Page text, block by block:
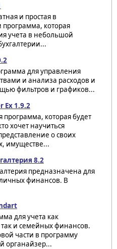
и простая в
которая
учета в небольшой
для управления
и анализа расходов и
фильтров и графиков...
Ex 1.9.2
программа, которая будет
хочет научиться
о своих
имуществе...
8.2
предназначена для
финансов. В
для учета как
и семейных финансов.
части в программу
органайзер...